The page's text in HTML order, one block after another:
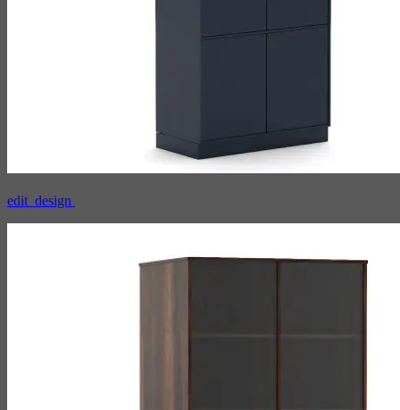
edit_design